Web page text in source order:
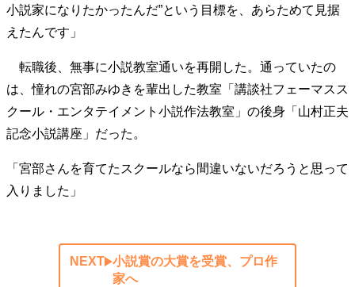
パートナーとの歩み方
親になるということ
病が教えてくれたこと
私を彩るエッセンス
60代のネクストステージ
70代のグランドデザイン
地域とつながる/お金との付き合い方
小説家になりたかったんだ”という目標を、あらためて見据
えたんです」
転職後、無事に小説教室通いを再開した。通っていたの
は、憧れの宮部みゆきを輩出した教室「講談社フェーマスス
クール・エンタテイメント小説作法教室」の後身「山村正夫
記念小説講座」だった。
「宮部さんを育てたスクールなら間違いないだろうと思って
入りました」
NEXT
小説賞の大賞を受賞、プロ作
家へ